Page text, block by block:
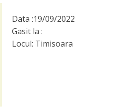
Data :19/09/2022
Gasit la :
Locul: Timisoara